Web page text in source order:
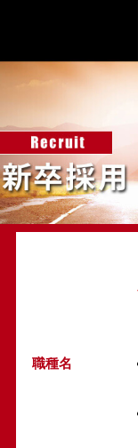
職種名